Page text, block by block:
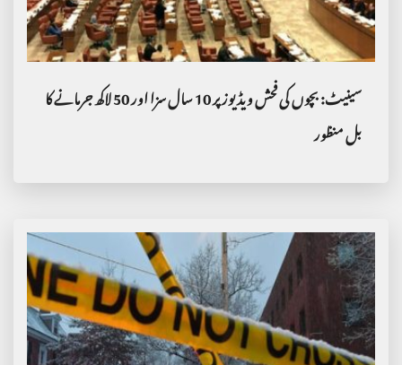
سینیٹ: بچوں کی فحش ویڈیوز پر 10 سال سزا اور 50 لاکھ جرمانے کا
بل منظور